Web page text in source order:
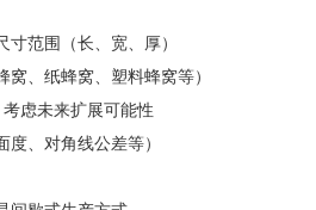
寸范围（长、宽、厚）
、纸蜂窝、塑料蜂窝等）
虑未来扩展可能性
、对角线公差等）